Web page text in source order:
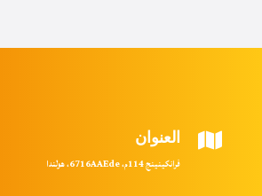
 العنوان
فرانكينينج 114م، 6716 AAEde ، هولندا